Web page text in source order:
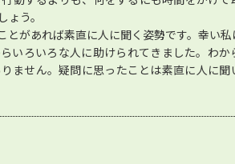
う。
とがあれば素直に人に聞く姿勢です。幸い
いろいろな人に助けられてきました。わか
ません。疑問に思ったことは素直に人に聞